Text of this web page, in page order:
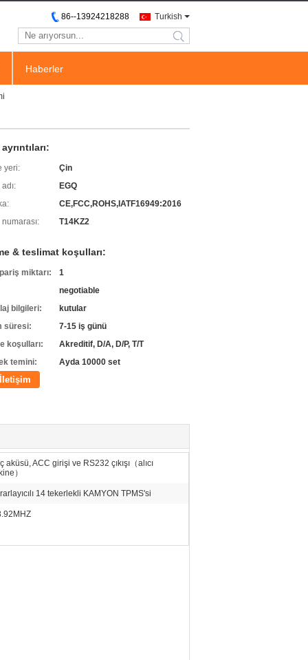
Turkish
86--13924218288
search
Haberler
yeri:
Çin
EGQ
CE,FCC,ROHS,IATF16949:2016
T14KZ2
& teslimat koşulları:
miktarı:
1
negotiable
bilgileri:
kutular
süresi:
7-15 iş günü
koşulları:
Akreditif, D/A, D/P, T/T
temini:
Ayda 10000 set
İletişim
aküsü, ACC girişi ve RS232 çıkışı（alıcı
）
14 tekerlekli KAMYON TPMS'si